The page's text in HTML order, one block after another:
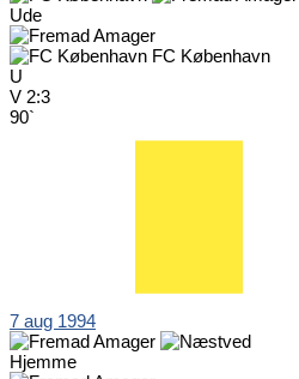
Ude
FC København
U
V 2:3
90`
7 aug 1994
Hjemme